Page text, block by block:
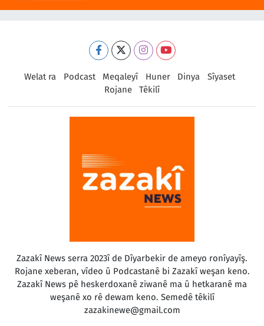
Welat ra Podcast Meqaleyî Huner Dinya
Sîyaset
Rojane
Têkilî
Zazakî News serra 2023î de Dîyarbekir de ameyo ronîyayîş.
Rojane xeberan, vîdeo û Podcastanê bi Zazakî weşan keno.
Zazakî News pê heskerdoxanê ziwanê ma û hetkaranê ma
weşanê xo rê dewam keno. Semedê têkilî
zazakinewe@gmail.com